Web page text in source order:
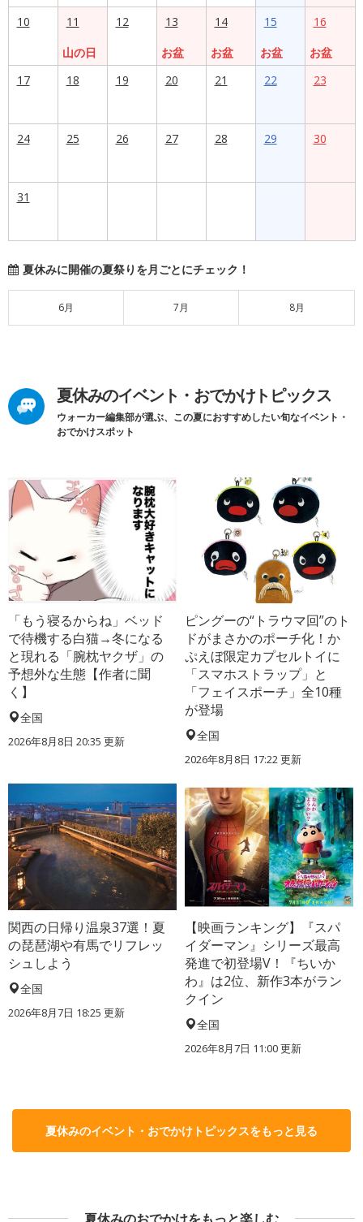
10
11
山の日
12
13
お盆
14
お盆
15
お盆
16
お盆
17
18 19 20 21 22 23
24 25 26 27 28 29 30
31
夏休みに開催の夏祭りを月ごとにチェック！
6月 7月 8月
夏休みのイベント・おでかけトピックス
ウォーカー編集部が選ぶ、この夏におすすめしたい旬なイベント・
おでかけスポット
「もう寝るからね」ベッド
で待機する白猫→冬になる
と現れる「腕枕ヤクザ」の
予想外な生態【作者に聞
く】
全国
2026年8月8日 20:35 更新
ピングーの“トラウマ回”のト
ドがまさかのポーチ化！か
ぷえぼ限定カプセルトイに
「スマホストラップ」と
「フェイスポーチ」全10種
が登場
全国
2026年8月8日 17:22更新
関西の日帰り温泉37選！夏
の琵琶湖や有馬でリフレッ
シュしよう
全国
2026年8月7日 18:25 更新
【映画ランキング】『スパ
イダーマン』シリーズ最高
発進で初登場V！『ちいか
わ』は2位、新作3本がラン
クイン
全国
2026年8月7日 11:00更新
夏休みのイベント・おでかけトピックスをもっと見る